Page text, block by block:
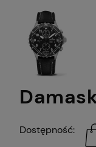
Dostępność: